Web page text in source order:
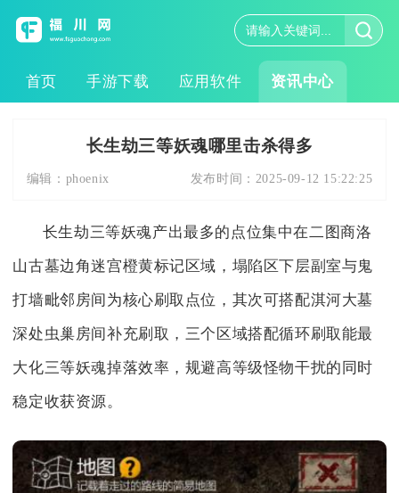
首页 手游下载 应用软件 资讯中心
长生劫三等妖魂哪里击杀得多
编辑： phoenix 发布时间： 2025-09-12 15:22:25
长生劫三等妖魂产出最多的点位集中在二图商洛
山古墓边角迷宫橙黄标记区域，塌陷区下层副室与鬼
打墙毗邻房间为核心刷取点位，其次可搭配淇河大墓
深处虫巢房间补充刷取，三个区域搭配循环刷取能最
大化三等妖魂掉落效率，规避高等级怪物干扰的同时
稳定收获资源。